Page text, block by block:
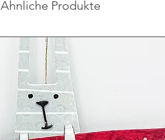
Ähnliche Produkte